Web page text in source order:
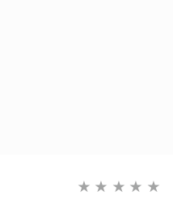
★★★★★